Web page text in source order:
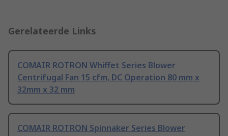
Gerelateerde Links
COMAIR ROTRON Whiffet Series Blower
Centrifugal Fan 15 cfm, DC Operation 80 mm x
32mm x 32 mm
COMAIR ROTRON Spinnaker Series Blower